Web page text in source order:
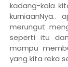
kadang-kala
merungut
seperti itu
mampu
yang kita reka